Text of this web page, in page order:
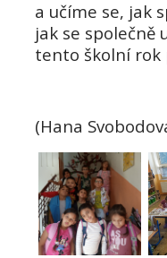
a učíme se, jak
jak se společně
tento školní rok
(Hana